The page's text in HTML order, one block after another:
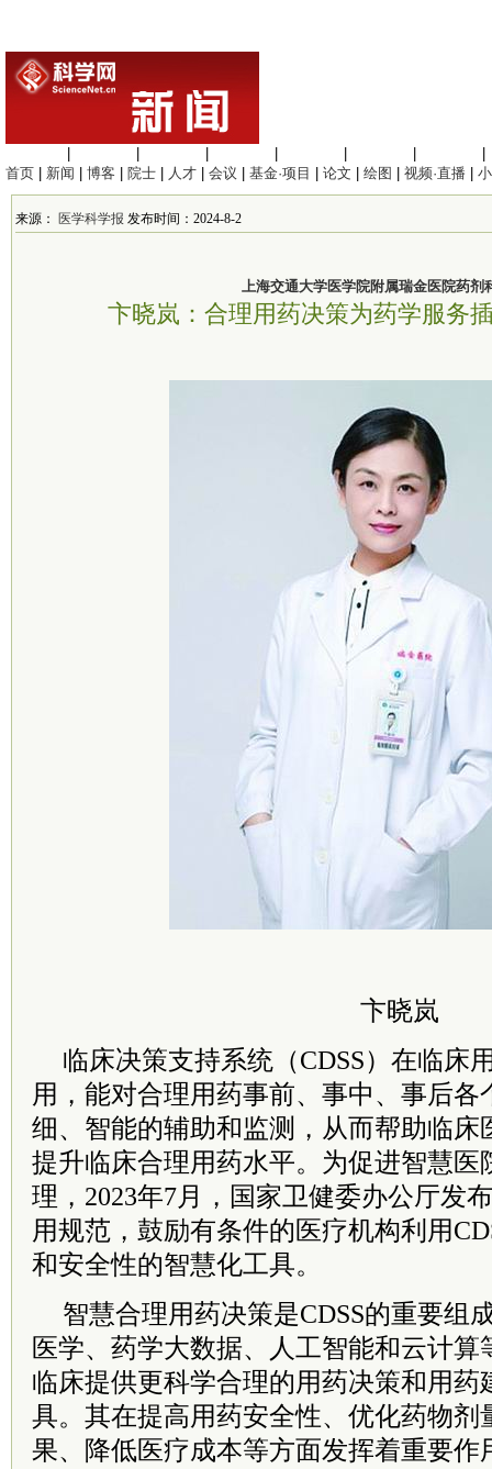
首页
新闻 博客 院士 人才 会议 基金·项目 论文 绘图 视频·直播
来源： 医学科学报 发布时间：2024-8-2
上海交通大学医学院附属瑞金医院药剂
卞晓岚：合理用药决策为药学服务
卞晓岚
临床决策支持系统（CDSS）在临床
用，能对合理用药事前、事中、事后各
细、智能的辅助和监测，从而帮助临床
提升临床合理用药水平。为促进智慧医
理，2023年7月，国家卫健委办公厅发
用规范，鼓励有条件的医疗机构利用
和安全性的智慧化工具。
智慧合理用药决策是CDSS的重要组
医学、药学大数据、人工智能和云计算
临床提供更科学合理的用药决策和用药
具。其在提高用药安全性、优化药物剂
果、降低医疗成本等方面发挥着重要作